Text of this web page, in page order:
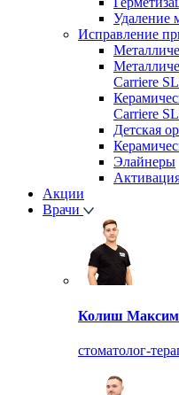
Удаление
Исправление
Carriere
Carriere
Детская
Элайнеры
Акции
Врачи
Колиш Максим
стоматолог-